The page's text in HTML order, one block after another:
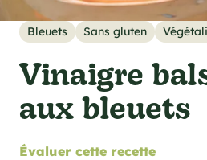
techniques
foodieBleuets Sans gluten
Vinaigre
aux bleuets
Évaluer cette recette